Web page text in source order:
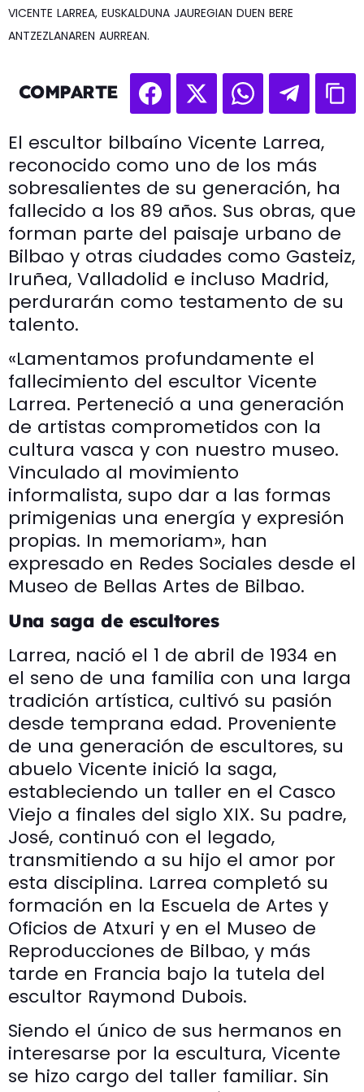
VICENTE LARREA, EUSKALDUNA JAUREGIAN DUEN BERE
ANTZEZLANAREN AURREAN.
COMPARTE
El escultor bilbaíno Vicente Larrea,
reconocido como uno de los más
sobresalientes de su generación, ha
fallecido a los 89 años. Sus obras, que
forman parte del paisaje urbano de
Bilbao y otras ciudades como Gasteiz,
Iruñea, Valladolid e incluso Madrid,
perdurarán como testamento de su
talento.
«Lamentamos profundamente el
fallecimiento del escultor Vicente
Larrea. Perteneció a una generación
de artistas comprometidos con la
cultura vasca y con nuestro museo.
Vinculado al movimiento
informalista, supo dar a las formas
primigenias una energía y expresión
propias. In memoriam», han
expresado en Redes Sociales desde el
Museo de Bellas Artes de Bilbao.
Una saga de escultores
Larrea, nació el 1 de abril de 1934 en
el seno de una familia con una larga
tradición artística, cultivó su pasión
desde temprana edad. Proveniente
de una generación de escultores, su
abuelo Vicente inició la saga,
estableciendo un taller en el Casco
Viejo a finales del siglo XIX. Su padre,
José, continuó con el legado,
transmitiendo a su hijo el amor por
esta disciplina. Larrea completó su
formación en la Escuela de Artes y
Oficios de Atxuri y en el Museo de
Reproducciones de Bilbao, y más
tarde en Francia bajo la tutela del
escultor Raymond Dubois.
Siendo el único de sus hermanos en
interesarse por la escultura, Vicente
se hizo cargo del taller familiar. Sin